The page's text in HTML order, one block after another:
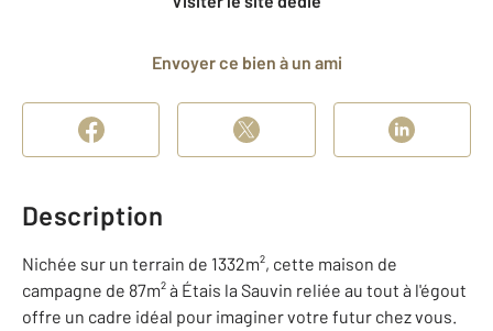
Envoyer ce bien à un ami
Description
Nichée sur un terrain de 1332m², cette maison de
campagne de 87m² à Étais la Sauvin reliée au tout à l'égout
offre un cadre idéal pour imaginer votre futur chez vous.